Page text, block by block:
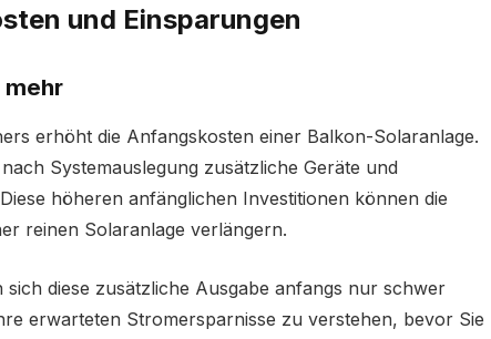
und Einsparungen
erhöht die Anfangskosten einer Balkon-Solaranlage.
Systemauslegung zusätzliche Geräte und
höheren anfänglichen Investitionen können die
reinen Solaranlage verlängern.
diese zusätzliche Ausgabe anfangs nur schwer
erwarteten Stromersparnisse zu verstehen, bevor Sie